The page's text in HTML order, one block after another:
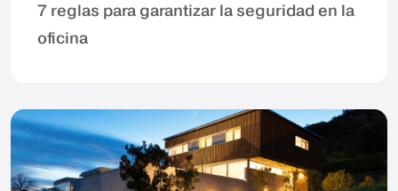
7 reglas para garantizar la seguridad en la
oficina